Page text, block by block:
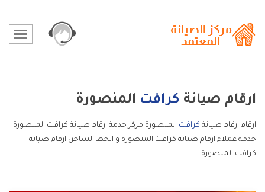
ارقام صيانة كرافت المنصورة
ارقام ارقام صيانة كرافت المنصورة مركز خدمة ارقام صيانة كرافت المنصورة
خدمة عملاء ارقام صيانة كرافت المنصورة و الخط الساخن ارقام صيانة
كرافت المنصورة.